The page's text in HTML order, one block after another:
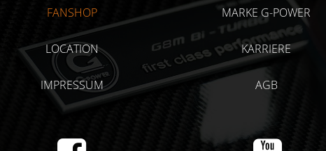
FANSHOP MARKE G-POWER
LOCATION KARRIERE
IMPRESSUM AGB